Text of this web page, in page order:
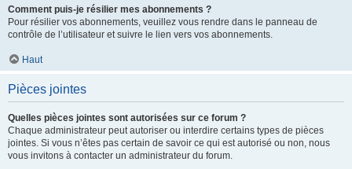
Comment puis-je résilier mes abonnements ?
Pour résilier vos abonnements, veuillez vous rendre dans le panneau de
contrôle de l’utilisateur et suivre le lien vers vos abonnements.
Haut
Pièces jointes
Quelles pièces jointes sont autorisées sur ce forum ?
Chaque administrateur peut autoriser ou interdire certains types de pièces
jointes. Si vous n’êtes pas certain de savoir ce qui est autorisé ou non, nous
vous invitons à contacter un administrateur du forum.